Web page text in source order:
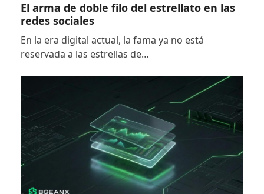
El arma de doble filo del estrellato en las
redes sociales
En la era digital actual, la fama ya no está
reservada a las estrellas de…